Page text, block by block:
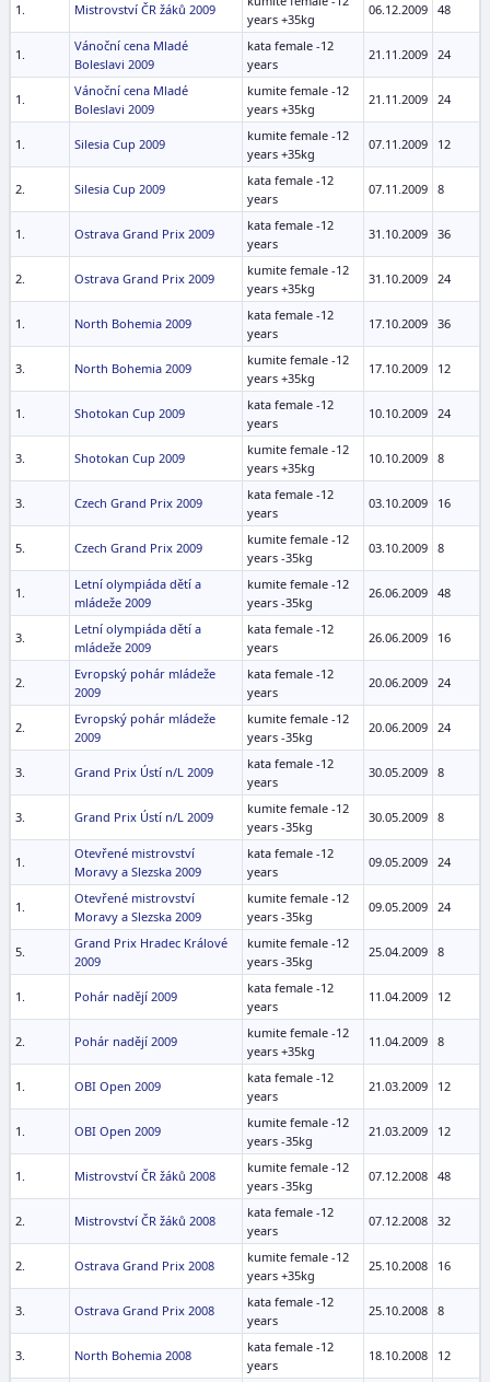
1. Mistrovství ČR žáků 2009
years +35kg
06.12.2009 48
1.
Vánoční cena Mladé
Boleslavi 2009
kata female -12
years
21.11.2009 24
1.
Vánoční cena Mladé
Boleslavi 2009
kumite female -12
years +35kg
21.11.2009 24
1. Silesia Cup 2009
kumite female -12
years +35kg
07.11.2009 12
2. Silesia Cup 2009
kata female -12
years
07.11.2009 8
1. Ostrava Grand Prix 2009
kata female -12
years
31.10.2009 36
2. Ostrava Grand Prix 2009
kumite female -12
years +35kg
31.10.2009 24
1. North Bohemia 2009
kata female -12
years
17.10.2009 36
3. North Bohemia 2009
kumite female -12
years +35kg
17.10.2009 12
1. Shotokan Cup 2009
kata female -12
years
10.10.2009 24
3. Shotokan Cup 2009
kumite female -12
years +35kg
10.10.2009 8
3. Czech Grand Prix 2009
kata female -12
years
03.10.2009 16
5. Czech Grand Prix 2009
kumite female -12
years -35kg
03.10.2009 8
1.
Letní olympiáda dětí a
mládeže 2009
kumite female -12
years -35kg
26.06.2009 48
3.
Letní olympiáda dětí a
mládeže 2009
kata female -12
years
26.06.2009 16
2.
Evropský pohár mládeže
2009
kata female -12
years
20.06.2009 24
2.
Evropský pohár mládeže
2009
kumite female -12
years -35kg
20.06.2009 24
3. Grand Prix Ústí n/L 2009
kata female -12
years
30.05.2009 8
3. Grand Prix Ústí n/L 2009
kumite female -12
years -35kg
30.05.2009 8
1.
Otevřené mistrovství
Moravy a Slezska 2009
kata female -12
years
09.05.2009 24
1.
Otevřené mistrovství
Moravy a Slezska 2009
kumite female -12
years -35kg
09.05.2009 24
5.
Grand Prix Hradec Králové
2009
kumite female -12
years -35kg
25.04.2009 8
1. Pohár nadějí 2009
kata female -12
years
11.04.2009 12
2. Pohár nadějí 2009
kumite female -12
years +35kg
11.04.2009 8
1. OBI Open 2009
kata female -12
years
21.03.2009 12
1. OBI Open 2009
kumite female -12
years -35kg
21.03.2009 12
1. Mistrovství ČR žáků 2008
kumite female -12
years -35kg
07.12.2008 48
2. Mistrovství ČR žáků 2008
kata female -12
years
07.12.2008 32
2. Ostrava Grand Prix 2008
kumite female -12
years +35kg
25.10.2008 16
3. Ostrava Grand Prix 2008
kata female -12
years
25.10.2008 8
3. North Bohemia 2008
kata female -12
years
18.10.2008 12